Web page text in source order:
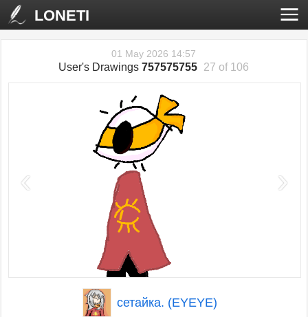
LONETI
01 May 2026 14:57
User's Drawings757575755 27 of 106
‹ ›
сетайка. (EYEYE)